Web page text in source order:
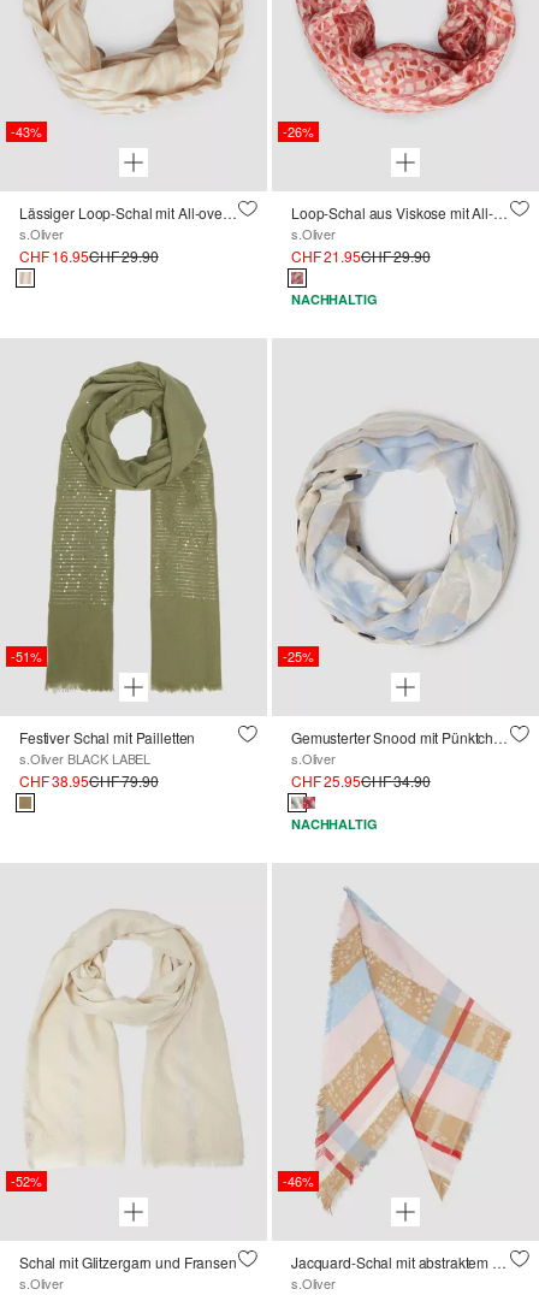
-43%
Lässiger Loop-Schal mit All-over-Print
s.Oliver
CHF 16.95CHF 29.90
-26%
Loop-Schal aus Viskose mit All-over-Print
s.Oliver
CHF 21.95CHF 29.90
NACHHALTIG
-51%
Festiver Schal mit Pailletten
s.Oliver BLACK LABEL
CHF 38.95CHF 79.90
-25%
Gemusterter Snood mit Pünktchen
s.Oliver
CHF 25.95CHF 34.90
NACHHALTIG
-52%
Schal mit Glitzergarn und Fransen
s.Oliver
-46%
Jacquard-Schal mit abstraktem Paisleymuster
s.Oliver